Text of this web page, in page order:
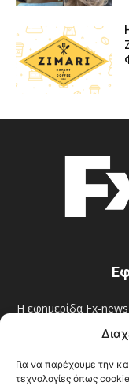
Για να παρέχουμε την
τεχνολογίες όπως
Η εφημερίδα Fx-
και από το 2012
στην ουσιαστική,
δημοτών της Νέας
μόνο!